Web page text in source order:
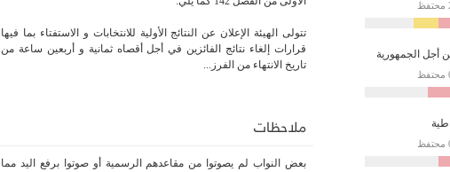
أجل الجمهورية
تتولى الهيئة الإعلان عن النتائج الأولية للانتخابات و الاستفتاء بما فيها
قرارات إلغاء نتائج الفائزين في أجل أقصاه ثمانية و أربعين ساعة من
تاريخ الانتهاء من الفرز...
ملاحظات
بعض النواب لم يصوتوا من مقاعدهم الرسمية أو صوتوا برفع اليد مما